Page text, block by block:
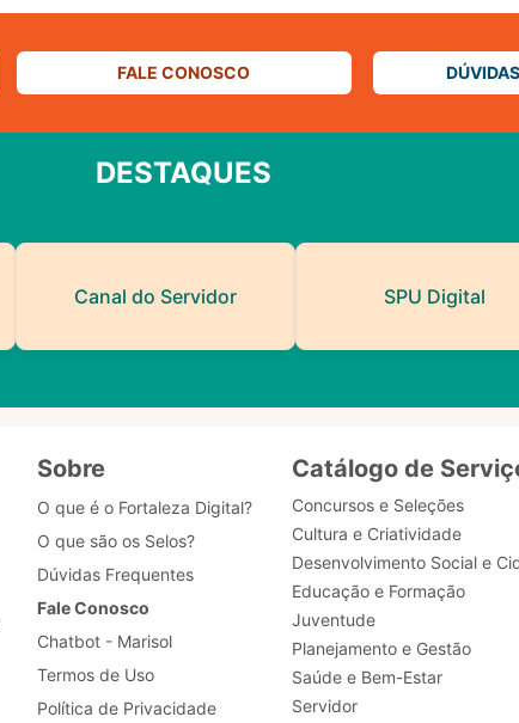
FALE CONOSCO
DESTAQUES
Canal do Servidor SPU Digital
Sobre
O que é o Fortaleza Digital?
O que são os Selos?
Dúvidas Frequentes
Fale Conosco
Chatbot - Marisol
Termos de Uso
Política de Privacidade
Catálogo de
Concursos e Seleções
Cultura e Criatividade
Desenvolvimento Social e
Educação e Formação
Juventude
Planejamento e Gestão
Saúde e Bem-Estar
Servidor